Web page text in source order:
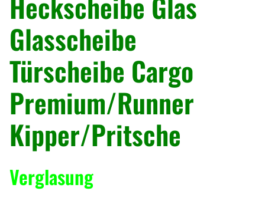
Glasscheibe
Türscheibe Cargo
Premium/Runner
Kipper/Pritsche
Verglasung